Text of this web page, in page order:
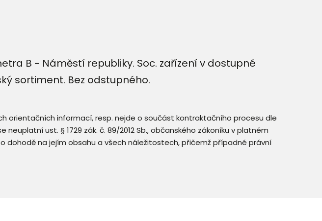
B - Náměstí republiky. Soc. zařízení v dostupné
sortiment. Bez odstupného.
orientačních informací, resp. nejde o součást kontraktačního procesu dle
neuplatní ust. § 1729 zák. č. 89/2012 Sb., občanského zákoníku v platném
dohodě na jejím obsahu a všech náležitostech, přičemž případné právní